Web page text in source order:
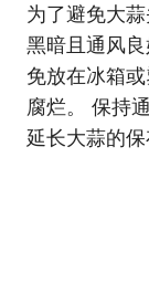
为了避免大
黑暗且通风
免放在冰箱
腐烂。 保持
延长大蒜的保